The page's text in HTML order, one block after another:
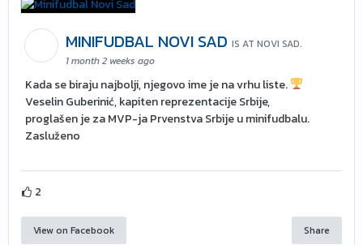
MINIFUDBAL NOVI SAD IS AT NOVI SAD.
1 month 2 weeks ago
Kada se biraju najbolji, njegovo ime je na vrhu liste.
Veselin Guberinić, kapiten reprezentacije Srbije,
proglašen je za MVP-ja Prvenstva Srbije u minifudbalu.
Zasluženo
2
View on Facebook Share